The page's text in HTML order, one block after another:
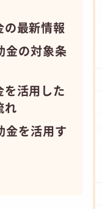
最新情報
金の対象条
活用した
れ
金を活用す